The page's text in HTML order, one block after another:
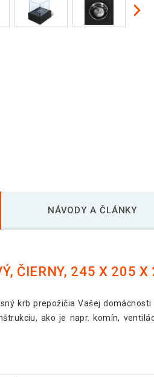
NÁVODY A ČLÁNKY
ČIERNY, 245 X 205
krb prepožičia Vašej
ako je napr. komín,